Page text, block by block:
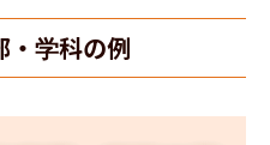
・学科の例